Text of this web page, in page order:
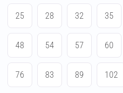
25 28 32 35
48 54 57 60
76 83 89 102